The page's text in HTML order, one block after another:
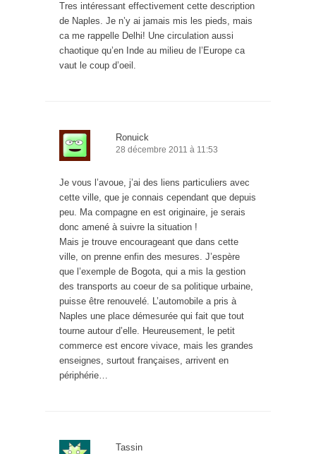
Tres intéressant effectivement cette description
de Naples. Je n’y ai jamais mis les pieds, mais
ca me rappelle Delhi! Une circulation aussi
chaotique qu’en Inde au milieu de l’Europe ca
vaut le coup d’oeil.
Ronuick
28 décembre 2011 à 11:53
Je vous l’avoue, j’ai des liens particuliers avec
cette ville, que je connais cependant que depuis
peu. Ma compagne en est originaire, je serais
donc amené à suivre la situation !
Mais je trouve encourageant que dans cette
ville, on prenne enfin des mesures. J’espère
que l’exemple de Bogota, qui a mis la gestion
des transports au coeur de sa politique urbaine,
puisse être renouvelé. L’automobile a pris à
Naples une place démesurée qui fait que tout
tourne autour d’elle. Heureusement, le petit
commerce est encore vivace, mais les grandes
enseignes, surtout françaises, arrivent en
périphérie…
Tassin